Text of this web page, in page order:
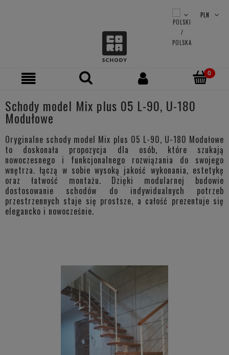
Schody model Mix plus 05 L-90, U-180
Modułowe
Oryginalne schody model Mix plus 05 L-90, U-180 Modułowe
to doskonała propozycja dla osób, które szukają
nowoczesnego i funkcjonalnego rozwiązania do swojego
wnętrza. łączą w sobie wysoką jakość wykonania, estetykę
oraz łatwość montażu. Dzięki modularnej budowie
dostosowanie schodów do indywidualnych potrzeb
przestrzennych staje się prostsze, a całość prezentuje się
elegancko i nowocześnie.